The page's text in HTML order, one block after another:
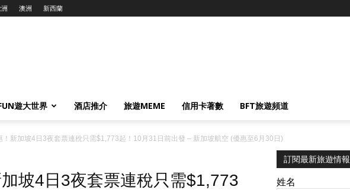
澳洲 新西蘭
遊大世界 酒店推介 旅遊MEME 信用卡著數 BFT旅遊頻道
！新加坡4日3夜套票連稅只需$1,773起！10月31日前出發 – 新加坡航空 (優惠至6月30日)
坡4日3夜套票連稅只需$1,773
訂閱最新旅遊情報
姓名